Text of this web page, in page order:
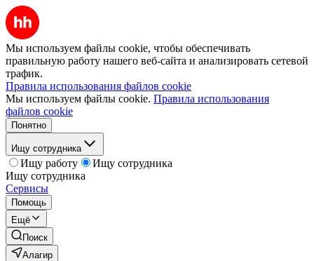
Мы используем файлы cookie, чтобы обеспечивать
правильную работу нашего веб-сайта и анализировать сетевой
трафик.
Правила использования файлов cookie
Мы используем файлы cookie. Правила использования
файлов cookie
Понятно
Ищу сотрудника
Ищу работу
Ищу сотрудника
Ищу сотрудника
Сервисы
Помощь
Ещё
Поиск
Алагир